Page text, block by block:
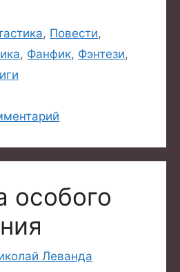
, Повести,
, Фанфик, Фэнтези,
особого
Леванда